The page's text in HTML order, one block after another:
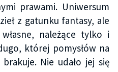
prawami. Uniwersum
z gatunku fantasy, ale
należące tylko i
której pomysłów na
Nie udało jej się